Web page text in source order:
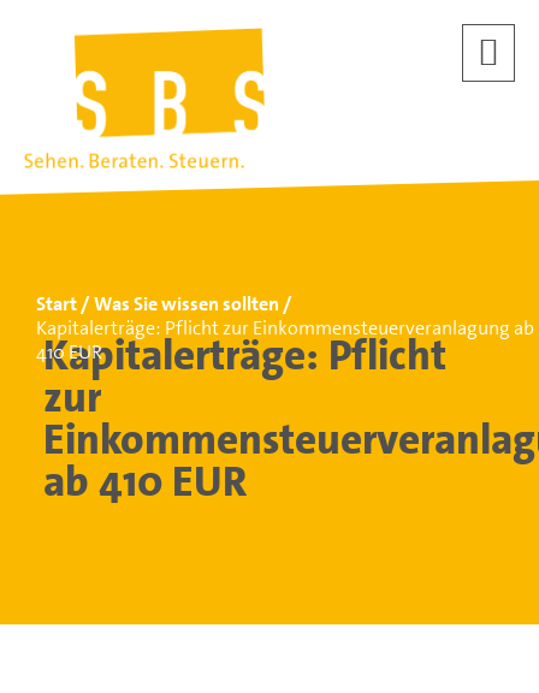
Start
Was Sie wissen sollten
Kapitalerträge: Pflicht zur Einkommensteuerveranlagung ab
410 EUR
Kapitalerträge: Pflicht
zur
ab 410 EUR